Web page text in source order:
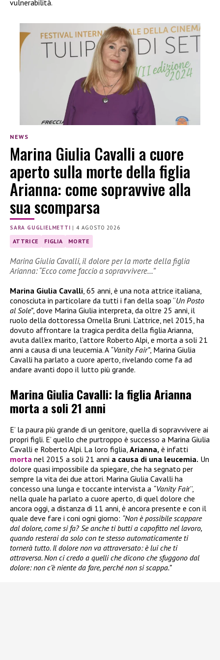
vulnerabilità.
NEWS
Marina Giulia Cavalli a cuore
aperto sulla morte della figlia
Arianna: come sopravvive alla
sua scomparsa
SARA GUGLIELMETTI |4 AGOSTO 2026
ATTRICE FIGLIA MORTE
Marina Giulia Cavalli, il dolore per la morte della figlia
Arianna: “Ecco come faccio a sopravvivere…”
Marina Giulia Cavalli, 65 anni, è una nota attrice italiana,
conosciuta in particolare da tutti i fan della soap “Un Posto
al Sole”, dove Marina Giulia interpreta, da oltre 25 anni, il
ruolo della dottoressa Ornella Bruni. L’attrice, nel 2015, ha
dovuto affrontare la tragica perdita della figlia Arianna,
avuta dall’ex marito, l’attore Roberto Alpi, e morta a soli 21
anni a causa di una leucemia. A “Vanity Fair”, Marina Giulia
Cavalli ha parlato a cuore aperto, rivelando come fa ad
andare avanti dopo il lutto più grande.
Marina Giulia Cavalli: la figlia Arianna
morta a soli 21 anni
E’ la paura più grande di un genitore, quella di sopravvivere ai
propri figli. E’ quello che purtroppo è successo a Marina Giulia
Cavalli e Roberto Alpi. La loro figlia, Arianna, è infatti
morta nel 2015 a soli 21 anni a causa di una leucemia. Un
dolore quasi impossibile da spiegare, che ha segnato per
sempre la vita dei due attori. Marina Giulia Cavalli ha
concesso una lunga e toccante intervista a “Vanity Fair”,
nella quale ha parlato a cuore aperto, di quel dolore che
ancora oggi, a distanza di 11 anni, è ancora presente e con il
quale deve fare i coni ogni giorno: “Non è possibile scappare
dal dolore, come si fa? Se anche ti butti a capofitto nel lavoro,
quando resterai da solo con te stesso automaticamente ti
tornerà tutto. Il dolore non va attraversato: è lui che ti
attraversa. Non ci credo a quelli che dicono che sfuggono dal
dolore: non c’è niente da fare, perché non si scappa.”